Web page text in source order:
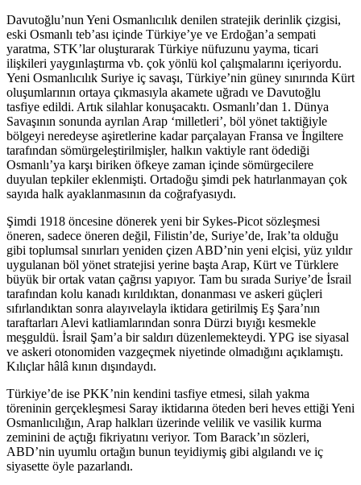
Davutoğlu’nun Yeni Osmanlıcılık denilen stratejik derinlik çizgisi,
eski Osmanlı teb’ası içinde Türkiye’ye ve Erdoğan’a sempati
yaratma, STK’lar oluşturarak Türkiye nüfuzunu yayma, ticari
ilişkileri yaygınlaştırma vb. çok yönlü kol çalışmalarını içeriyordu.
Yeni Osmanlıcılık Suriye iç savaşı, Türkiye’nin güney sınırında Kürt
oluşumlarının ortaya çıkmasıyla akamete uğradı ve Davutoğlu
tasfiye edildi. Artık silahlar konuşacaktı. Osmanlı’dan 1. Dünya
Savaşının sonunda ayrılan Arap ‘milletleri’, böl yönet taktiğiyle
bölgeyi neredeyse aşiretlerine kadar parçalayan Fransa ve İngiltere
tarafından sömürgeleştirilmişler, halkın vaktiyle rant ödediği
Osmanlı’ya karşı biriken öfkeye zaman içinde sömürgecilere
duyulan tepkiler eklenmişti. Ortadoğu şimdi pek hatırlanmayan çok
sayıda halk ayaklanmasının da coğrafyasıydı.
Şimdi 1918 öncesine dönerek yeni bir Sykes-Picot sözleşmesi
öneren, sadece öneren değil, Filistin’de, Suriye’de, Irak’ta olduğu
gibi toplumsal sınırları yeniden çizen ABD’nin yeni elçisi, yüz yıldır
uygulanan böl yönet stratejisi yerine başta Arap, Kürt ve Türklere
büyük bir ortak vatan çağrısı yapıyor. Tam bu sırada Suriye’de İsrail
tarafından kolu kanadı kırıldıktan, donanması ve askeri güçleri
sıfırlandıktan sonra alayıvelayla iktidara getirilmiş Eş Şara’nın
taraftarları Alevi katliamlarından sonra Dürzi bıyığı kesmekle
meşguldü. İsrail Şam’a bir saldırı düzenlemekteydi. YPG ise siyasal
ve askeri otonomiden vazgeçmek niyetinde olmadığını açıklamıştı.
Kılıçlar hâlâ kının dışındaydı.
Türkiye’de ise PKK’nin kendini tasfiye etmesi, silah yakma
töreninin gerçekleşmesi Saray iktidarına öteden beri heves ettiği Yeni
Osmanlıcılığın, Arap halkları üzerinde velilik ve vasilik kurma
zeminini de açtığı fikriyatını veriyor. Tom Barack’ın sözleri,
ABD’nin uyumlu ortağın bunun teyidiymiş gibi algılandı ve iç
siyasette öyle pazarlandı.